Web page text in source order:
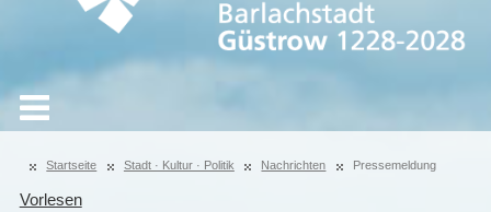
Startseite Stadt · Kultur · Politik Nachrichten Pressemeldung
Vorlesen